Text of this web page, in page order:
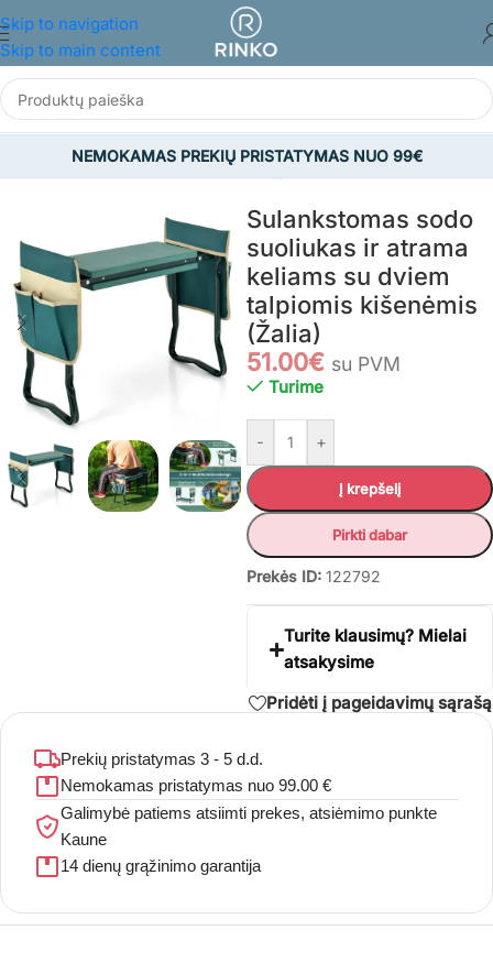
Skip to navigation
Skip to main content
NEMOKAMAS PREKIŲ PRISTATYMAS NUO 99€
SODAS/Viskas sodui/Sodo įrankiai ir aksesuarai
Sulankstomas sodo
suoliukas ir atrama
keliams su dviem
talpiomis kišenėmis
(Žalia)
51.00€ su PVM
Turime
- +
Į krepšelį
Pirkti dabar
Prekės ID: 122792
Turite klausimų? Mielai
atsakysime
Pridėti į pageidavimų sąrašą
Prekių pristatymas 3 - 5 d.d.
Nemokamas pristatymas nuo 99.00 €
Galimybė patiems atsiimti prekes, atsiėmimo punkte
Kaune
14 dienų grąžinimo garantija